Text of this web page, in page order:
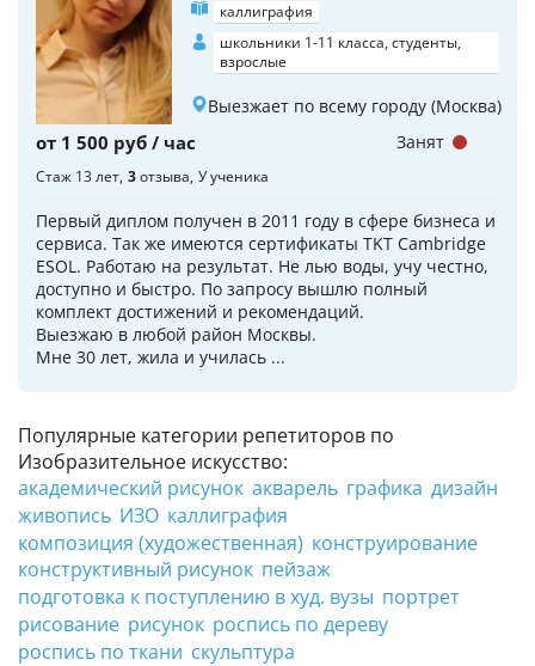
Популярные категории репетиторов по
Изобразительное искусство:
академический рисунок акварель графика дизайн
живопись ИЗО каллиграфия
композиция (художественная) конструирование
конструктивный рисунок пейзаж
подготовка к поступлению в худ. вузы портрет
рисование рисунок роспись по дереву
роспись по ткани скульптура
каллиграфия
школьники 1-11 класса, студенты,
взрослые
Выезжает по всему городу (Москва)
от 1 500 руб / час
Стаж 13 лет 3отзыва У ученика
Первый диплом получен в 2011 году в сфере бизнеса и
сервиса. Так же имеются сертификаты TKT Cambridge
ESOL. Работаю на результат. Не лью воды, учу честно,
доступно и быстро. По запросу вышлю полный
комплект достижений и рекомендаций.
Выезжаю в любой район Москвы.
Мне 30 лет, жила и училась ...
Занят